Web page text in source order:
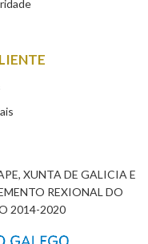
XUNTA DE GALICIA E
REXIONAL DO
2014-2020